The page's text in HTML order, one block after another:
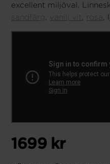
excellent miljöval.
sandfärg , vanilj vit , rosa ,
1699 kr